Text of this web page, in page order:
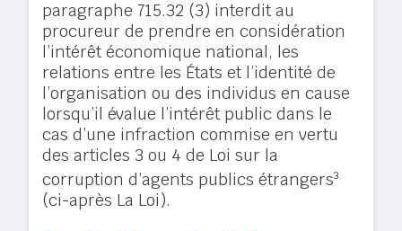
paragraphe 715.32 (3) interdit au
procureur de prendre en considération
l’intérêt économique national, les
relations entre les États et l’identité de
l’organisation ou des individus en cause
lorsqu’il évalue l’intérêt public dans le
cas d’une infraction commise en vertu
des articles 3 ou 4 de Loi sur la
corruption d’agents publics étrangers3
(ci-après La Loi).